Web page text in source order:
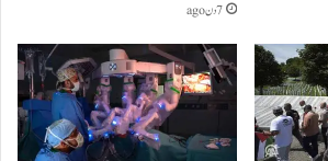
7 دن ago